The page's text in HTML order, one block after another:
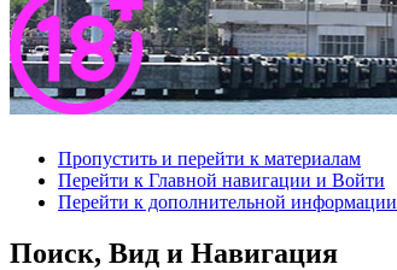
Пропустить и перейти к материалам
Перейти к Главной навигации и Войти
Перейти к дополнительной информации
Поиск, Вид и Навигация